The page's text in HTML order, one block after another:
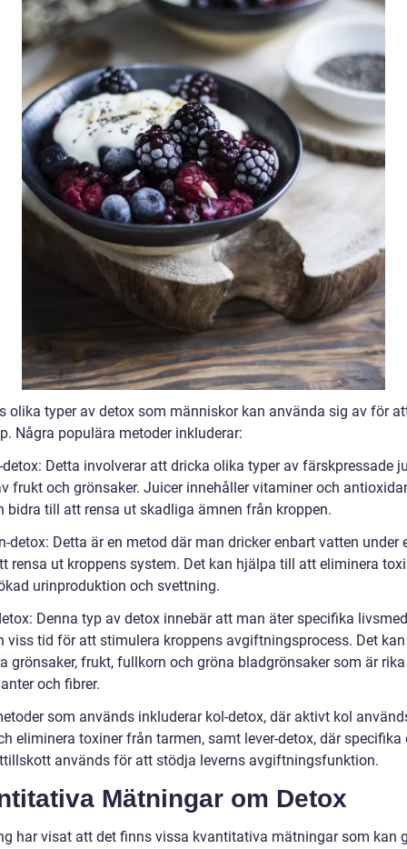
olika typer av detox som människor kan använda sig av för
Några populära metoder inkluderar:
Detta involverar att dricka olika typer av färskpressade
frukt och grönsaker. Juicer innehåller vitaminer och
bidra till att rensa ut skadliga ämnen från kroppen.
detox: Detta är en metod där man dricker enbart vatten under
rensa ut kroppens system. Det kan hjälpa till att eliminera
urinproduktion och svettning.
Denna typ av detox innebär att man äter specifika
viss tid för att stimulera kroppens avgiftningsprocess. Det kan
grönsaker, frukt, fullkorn och gröna bladgrönsaker som är
och fibrer.
som används inkluderar kol-detox, där aktivt kol
eliminera toxiner från tarmen, samt lever-detox, där specifika
används för att stödja leverns avgiftningsfunktion.
Mätningar om Detox
har visat att det finns vissa kvantitativa mätningar som kan